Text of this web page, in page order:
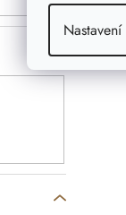
Nastavení
-